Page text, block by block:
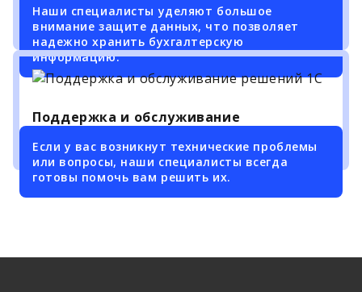
Наши специалисты уделяют большое
внимание защите данных, что позволяет
надежно хранить бухгалтерскую
информацию.
Поддержка и обслуживание
Если у вас возникнут технические проблемы
или вопросы, наши специалисты всегда
готовы помочь вам решить их.